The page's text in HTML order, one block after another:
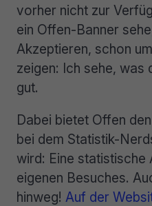
vorher nicht zur
ein Offen-Banner
Akzeptieren, schon
zeigen: Ich sehe, was
gut.
Dabei bietet Offen
bei dem Statistik-
wird: Eine statistische
eigenen Besuches.
hinweg! Auf der